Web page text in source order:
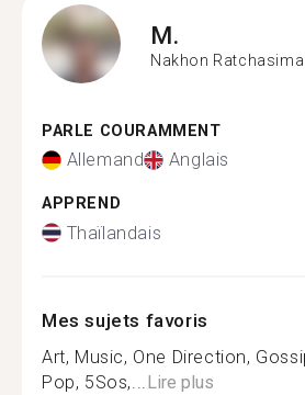
M.
Nakhon Ratchasima
PARLE COURAMMENT
Allemand Anglais
APPREND
Thaïlandais
Mes sujets favoris
Art, Music, One Direction,
Pop, 5Sos,... Lire plus